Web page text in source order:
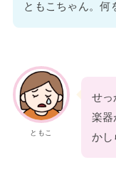
ともこちゃん。何
ともこ
せっ
楽器
かし